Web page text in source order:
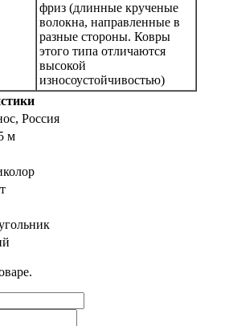
фриз (длинные крученые
волокна, направленные в
разные стороны. Ковры
этого типа отличаются
высокой
износоустойчивостью)
Россия
м